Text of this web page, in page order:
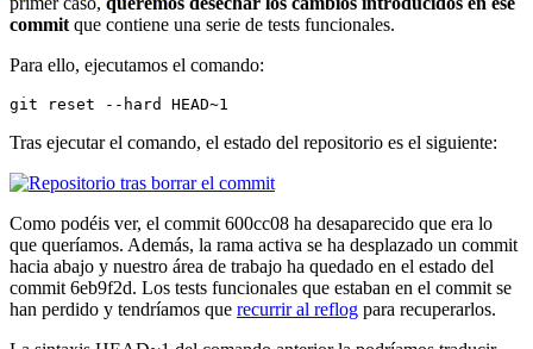
commit que contiene una serie de tests funcionales.
Para ello, ejecutamos el comando:
git reset --hard HEAD~1
Tras ejecutar el comando, el estado del repositorio es el siguiente:
Como podéis ver, el commit 600cc08 ha desaparecido que era lo
que queríamos. Además, la rama activa se ha desplazado un commit
hacia abajo y nuestro área de trabajo ha quedado en el estado del
commit 6eb9f2d. Los tests funcionales que estaban en el commit se
han perdido y tendríamos que recurrir al reflog para recuperarlos.